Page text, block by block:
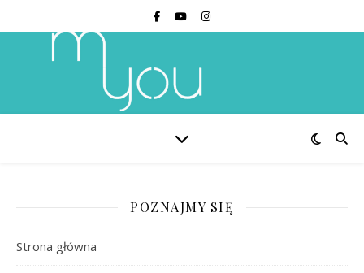
POZNAJMY SIĘ
Strona główna